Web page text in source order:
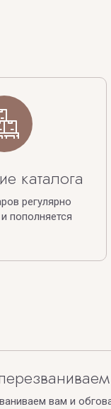
каталога
регулярно
пополняется
вам и